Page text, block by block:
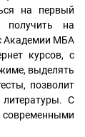
на первый
получить на
Академии МБА
курсов, с
выделять
позволит
С